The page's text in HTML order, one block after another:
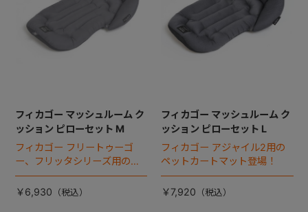
フィカゴー マッシュルーム ク
ッション ピローセット M
フィカゴー フリートゥーゴ
ー、フリッタシリーズ用のペ
ットカートマット登場！
￥6,930
フィカゴー マッシュルーム ク
ッション ピローセット L
フィカゴー アジャイル2用の
ペットカートマット登場！
￥7,920